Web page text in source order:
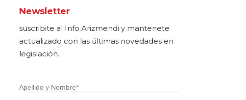
Newsletter
suscribite al Info.Arizmendi y mantenete
actualizado con las últimas novedades en
legislación.